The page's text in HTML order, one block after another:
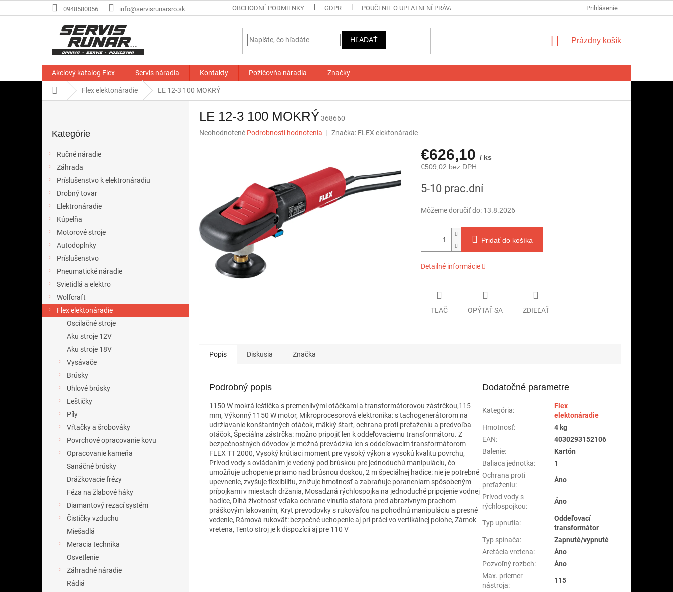
na
0948580056 info@servisrunarsro.sk OBCHODNÉ PODMIENKY GDPR POUČENIE O UPLATNENÍ PRÁVA SPOTREBITEĽA NA ODSTÚPENIE OD ZMLUVY FORMULÁR NA
Prihlásenie
HĽADAŤ
NÁKUPNÝ
Prázdny košík
Akciový katalog Flex Servis náradia Kontakty Požičovňa náradia Značky
DomovFlex elektonáradie LE 12-3 100 MOKRÝ
kategórie
Kategórie
Ručné náradie
Záhrada
Príslušenstvo k elektronáradiu
Drobný tovar
Elektronáradie
Kúpelňa
Motorové stroje
Autodoplnky
Príslušenstvo
Pneumatické náradie
Svietidlá a elektro
Wolfcraft
Flex elektonáradie
Oscilačné stroje
Aku stroje 12V
Aku stroje 18V
Vysávače
Brúsky
Uhlové brúsky
Leštičky
Píly
Vŕtačky a šrobováky
Povrchové opracovanie kovu
Opracovanie kameňa
Sanáčné brúsky
Drážkovacie frézy
Féza na žlabové háky
Diamantový rezací systém
Čističky vzduchu
Miešadlá
Meracia technika
Osvetlenie
Záhradné náradie
Rádiá
LE 12-3 100 MOKRÝ368660
Priemerné
hviezdičiek.
Neohodnotené Podrobnosti hodnotenia Značka: FLEX elektonáradie
€626,10 / ks
€509,02 bez DPH
cena:
5-10 prac.dní
Môžeme doručiť do: 13.8.2026
Pridať do košíka
Detailné informácie
TLAČ OPÝTAŤ SA ZDIEĽAŤ
Popis Diskusia Značka
Podrobný popis
1150 W mokrá leštička s premenlivými otáčkami a transformátorovou zástrčkou,115
mm, Výkonný 1150 W motor, Mikroprocesorová elektronika: s tachogenerátorom na
udržiavanie konštantných otáčok, mäkký štart, ochrana proti preťaženiu a predvoľba
otáčok, Špeciálna zástrčka: možno pripojiť len k oddeľovaciemu transformátoru. Z
bezpečnostných dôvodov je možná prevádzka len s oddeľovacím transformátorom
FLEX TT 2000, Vysoký krútiaci moment pre vysoký výkon a vysokú kvalitu povrchu,
Prívod vody s ovládaním je vedený pod brúskou pre jednoduchú manipuláciu, čo
umožňuje uchopenie priamo nad brúsnou doskou, 2 m špeciálnej hadice: nie je potrebné
upevnenie, zvyšuje flexibilitu, znižuje hmotnosť a zabraňuje poraneniam spôsobeným
prípojkami v miestach držania, Mosadzná rýchlospojka na jednoduché pripojenie vodnej
hadice, Dlhá životnosť vďaka ochrane vinutia statora pred abrazívnym prachom
práškovým lakovaním, Kryt prevodovky s rukoväťou na pohodlnú manipuláciu a presné
vedenie, Rámová rukoväť: bezpečné uchopenie aj pri práci vo vertikálnej polohe, Zámok
vretena, Tento stroj je k dispozícii aj pre 110 V
Dodatočné parametre
Kategória:
Flex
elektonáradie
Hmotnosť:
4 kg
EAN:
4030293152106
Balenie:
Kartón
Baliaca jednotka:
1
Ochrana proti
preťaženiu:
Áno
Prívod vody s
rýchlospojkou:
Áno
Typ upnutia:
Oddeľovací
transformátor
Typ spínača:
Zapnuté/vypnuté
Aretácia vretena:
Áno
Pozvoľný rozbeh:
Áno
Max. priemer
nástroja:
115